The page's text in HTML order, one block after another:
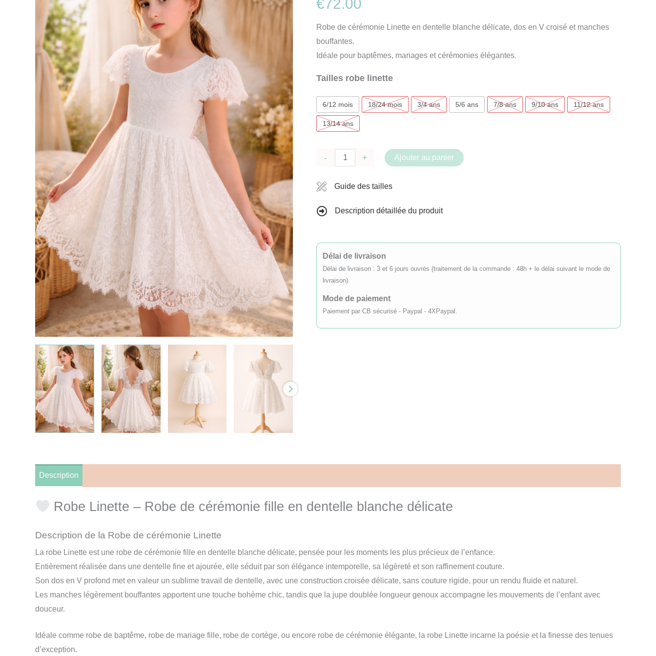
€72.00
Robe de cérémonie Linette en dentelle blanche délicate, dos en V croisé et manches
bouffantes.
Idéale pour baptêmes, mariages et cérémonies élégantes.
Tailles robe linette
6/12 mois 18/24 mois 3/4 ans 5/6 ans 7/8 ans 9/10 ans 11/12 ans
13/14 ans
-
Robe
Linette
délicate
dos
croisé
+ Ajouter au panier
Guide des tailles
Description détaillée du produit
Délai de livraison
Délai de livraison : 3 et 6 jours ouvrés (traitement de la commande : 48h + le délai suivant le mode de
livraison).
Mode de paiement
Paiement par CB sécurisé - Paypal - 4XPaypal.
Description
Robe Linette – Robe de cérémonie fille en dentelle blanche délicate
Description de la Robe de cérémonie Linette
La robe Linette est une robe de cérémonie fille en dentelle blanche délicate, pensée pour les moments les plus précieux de l’enfance.
Entièrement réalisée dans une dentelle fine et ajourée, elle séduit par son élégance intemporelle, sa légèreté et son raffinement couture.
Son dos en V profond met en valeur un sublime travail de dentelle, avec une construction croisée délicate, sans couture rigide, pour un rendu fluide et naturel.
Les manches légèrement bouffantes apportent une touche bohème chic, tandis que la jupe doublée longueur genoux accompagne les mouvements de l’enfant avec
douceur.
Idéale comme robe de baptême, robe de mariage fille, robe de cortège, ou encore robe de cérémonie élégante, la robe Linette incarne la poésie et la finesse des tenues
d’exception.